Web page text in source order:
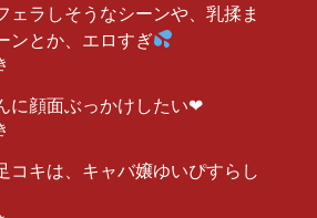
ェラしそうなシーンや、乳揉ま
ンとか、エロすぎ
に顔面ぶっかけしたい❤︎
コキは、キャバ嬢ゆいぴすらし